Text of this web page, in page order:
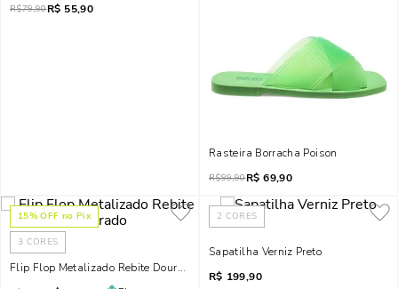
R$79,90R$ 55,90
Rasteira Borracha Poison
R$99,90R$ 69,90
15% OFF no Pix
3 CORES
Flip Flop Metalizado Rebite Dourado
2 CORES
Sapatilha Verniz Preto
R$ 199,90